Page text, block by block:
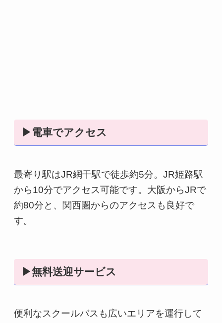
▶電車でアクセス
最寄り駅はJR網干駅で徒歩約5分。JR姫路駅
から10分でアクセス可能です。大阪からJRで
約80分と、関西圏からのアクセスも良好で
す。
▶無料送迎サービス
便利なスクールバスも広いエリアを運行して